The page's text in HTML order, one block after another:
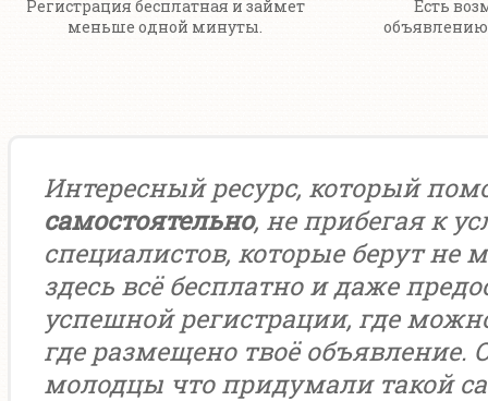
Регистрация бесплатная и займет
меньше одной минуты.
Есть
Интересный ресурс, который
самостоятельно, не прибегая к
специалистов, которые берут не
здесь всё бесплатно и даже
успешной регистрации, где
где размещено твоё объявление.
молодцы что придумали такой